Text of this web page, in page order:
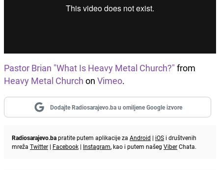
Pastor Brian "What Is Heavy Metal Church?" from
Heavy Metal Church on Vimeo.
Dodajte Radiosarajevo.ba u omiljene Google izvore
Radiosarajevo.bapratite putem aplikacije za Android | iOS i društvenih
mreža Twitter | Facebook | Instagram, kao i putem našeg ViberChata.